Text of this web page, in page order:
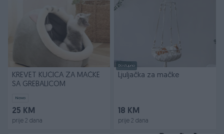
KREVET KUĆICA ZA MAČKE
SA GREBALICOM
Novo
25 KM
prije 2 dana
Dostupno
Ljuljačka za mačke
18 KM
prije 2 dana